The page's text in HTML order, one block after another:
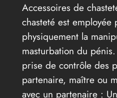
Accessoires de
chasteté est
physiquement la
masturbation du
prise de contrôle des
partenaire, maître ou
avec un partenaire :